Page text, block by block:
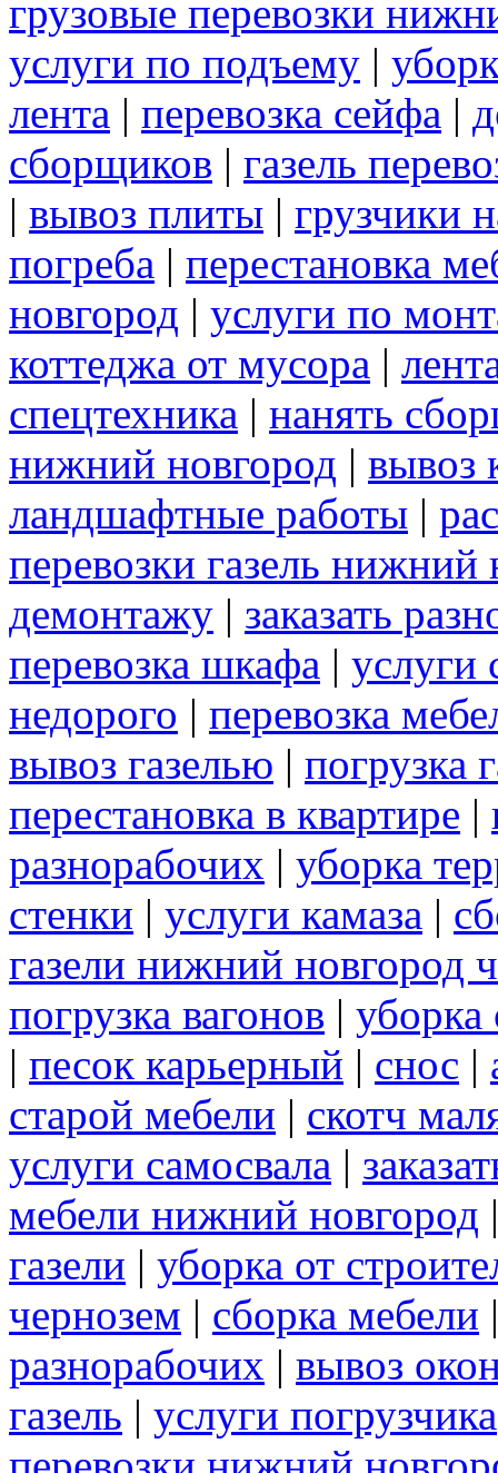
грузовые перевозки
услуги по подъему |
лента | перевозка сейфа |
сборщиков | газель
| вывоз плиты | грузчики
погреба | перестановка
новгород | услуги по
коттеджа от мусора |
спецтехника | нанять
нижний новгород | вывоз
ландшафтные работы |
перевозки газель нижний
демонтажу | заказать
перевозка шкафа | услуги
недорого | перевозка
вывоз газелью | погрузка
перестановка в квартире |
разнорабочих | уборка
стенки | услуги камаза |
газели нижний новгород
погрузка вагонов | уборка
| песок карьерный | снос |
старой мебели | скотч
услуги самосвала |
мебели нижний новгород
газели | уборка от
чернозем | сборка мебели
разнорабочих | вывоз
газель | услуги погрузчика